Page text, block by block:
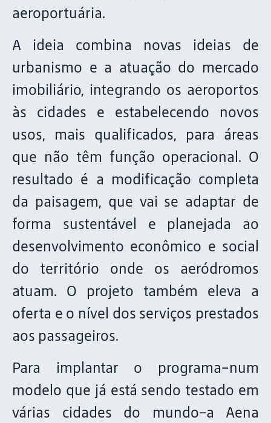
aeroportuária.
A ideia combina novas ideias de
urbanismo e a atuação do mercado
imobiliário, integrando os aeroportos
às cidades e estabelecendo novos
usos, mais qualificados, para áreas
que não têm função operacional. O
resultado é a modificação completa
da paisagem, que vai se adaptar de
forma sustentável e planejada ao
desenvolvimento econômico e social
do território onde os aeródromos
atuam. O projeto também eleva a
oferta e o nível dos serviços prestados
aos passageiros.
Para implantar o programa–num
modelo que já está sendo testado em
várias cidades do mundo–a Aena